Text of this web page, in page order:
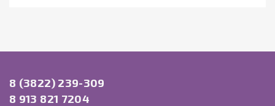
8 (3822) 239-309
8 913 821 7204